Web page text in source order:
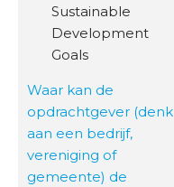
Sustainable
Development
Goals
Waar kan de
opdrachtgever (denk
aan een bedrijf,
vereniging of
gemeente) de